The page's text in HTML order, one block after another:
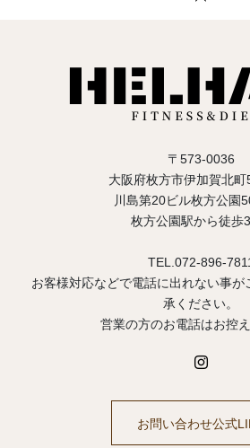
〒573-0036
大阪府枚方市伊加賀北
川島第20ビル枚方公園
枚方公園駅から徒歩
TEL.072-896-
お客様対応などで電話に出れない事が
承ください。
営業の方のお電話はお控え
お問い合わせ公式